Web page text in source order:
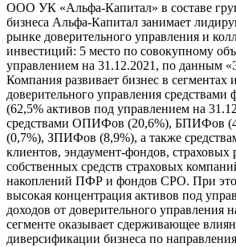
ООО УК «Альфа-Капитал» в составе
бизнеса Альфа-Капитал занимает
рынке доверительного управления и
инвестиций: 5 место по совокупному
управлением на 31.12.2021, по данным
Компания развивает бизнес в сегментах
доверительного управления средствами
(62,5% активов под управлением на
средствами ОПИФов (20,6%), БПИФов
(0,7%), ЗПИФов (8,9%), а также
клиентов, эндаумент-фондов, страховых
собственных средств страховых
накоплений ПФР и фондов СРО. При
высокая концентрация активов под
доходов от доверительного управления
сегменте оказывает сдерживающее
диверсификации бизнеса по